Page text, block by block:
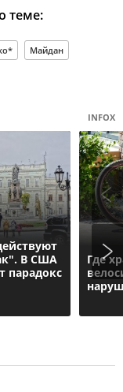
теме:
Майдан
INFOX
В США
парадокс
Где